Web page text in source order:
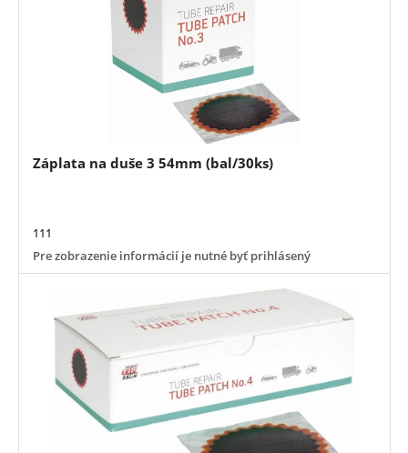
Záplata na duše 3 54mm (bal/30ks)
111
Pre zobrazenie informácií je nutné byť prihlásený